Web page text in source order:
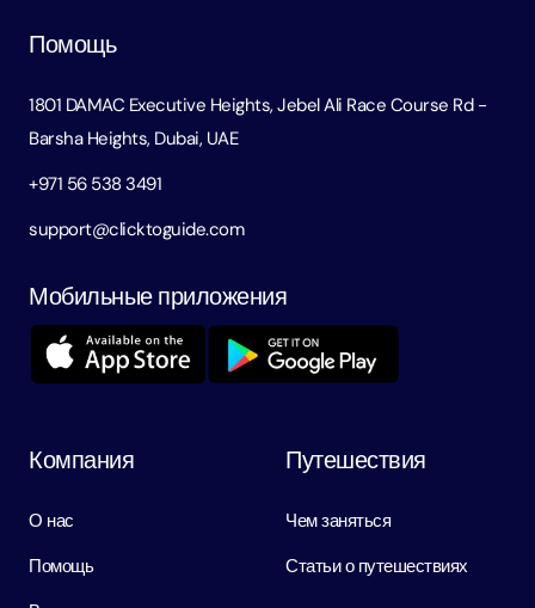
Помощь
1801 DAMAC Executive Heights, Jebel Ali Race Course Rd -
Barsha Heights, Dubai, UAE
+971 56 538 3491
support@clicktoguide.com
Мобильные приложения
Компания
О нас
Помощь
Путешествия
Чем заняться
Статьи о путешествиях